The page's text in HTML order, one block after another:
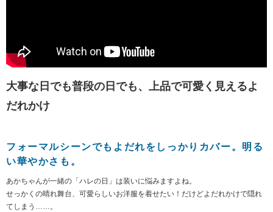
大事な日でも普段の日でも、上品で可愛く見えるよ
だれかけ
フォーマルシーンでもよだれをしっかりカバー。明る
い華やかさも。
あかちゃんが一緒の「ハレの日」は装いに悩みますよね。
せっかくの晴れ舞台、可愛らしいお洋服を着せたい！だけどよだれかけで隠れ
てしまう……。